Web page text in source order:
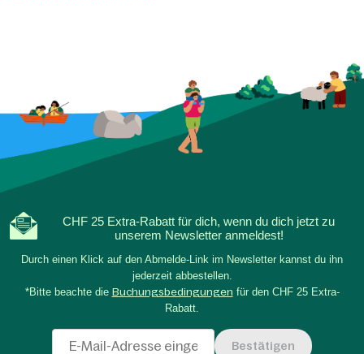
CHF 25 Extra-Rabatt für dich, wenn du dich jetzt zu
unserem Newsletter anmeldest!
Durch einen Klick auf den Abmelde-Link im Newsletter kannst du ihn
jederzeit abbestellen.
*Bitte beachte die Buchungsbedingungen für den CHF 25 Extra-
Rabatt.
Bestätigen